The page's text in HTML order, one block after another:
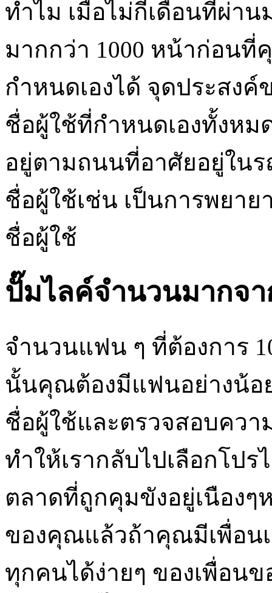
ทำไม เมื่อไม่กี่เดือนที่ผ่า
มากกว่า 1000 หน้าก่อน
กำหนดเองได้ จุดประสง
ชื่อผู้ใช้ที่กำหนดเองทั้งห
อยู่ตามถนนที่อาศัยอยู่ในร
ชื่อผู้ใช้เช่น เป็นการพยา
ชื่อผู้ใช้
ปั๊มไลค์จำนวนมากจ
จำนวนแฟน ๆ ที่ต้องการ
นั้นคุณต้องมีแฟนอย่างน้อ
ชื่อผู้ใช้และตรวจสอบคว
ทำให้เรากลับไปเลือกโป
ตลาดที่ถูกคุมขังอยู่เนืองๆ
ของคุณแล้วถ้าคุณมีเพื่อน
ทุกคนได้ง่ายๆ ของเพื่อน